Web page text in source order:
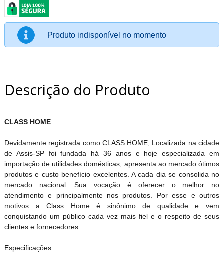
Produto indisponível no momento
Descrição do Produto
CLASS HOME
Devidamente registrada como CLASS HOME, Localizada na cidade
de Assis-SP foi fundada há 36 anos e hoje especializada em
importação de utilidades domésticas, apresenta ao mercado ótimos
produtos e custo benefício excelentes. A cada dia se consolida no
mercado nacional. Sua vocação é oferecer o melhor no
atendimento e principalmente nos produtos. Por esse e outros
motivos a Class Home é sinônimo de qualidade e vem
conquistando um público cada vez mais fiel e o respeito de seus
clientes e fornecedores.
Especificações: